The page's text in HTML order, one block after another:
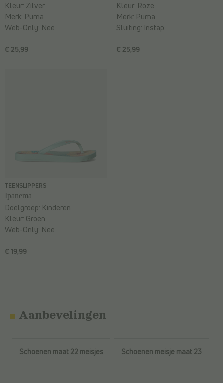
€ 25,99
Kleur: Zilver
Merk: Puma
Web-Only: Nee
€ 25,99
Kleur: Roze
Merk: Puma
Sluiting: Instap
TEENSLIPPERS
Ipanema
€ 19,99
Doelgroep: Kinderen
Kleur: Groen
Web-Only: Nee
Aanbevelingen
Schoenen maat 22 meisjes Schoenen meisje maat 23